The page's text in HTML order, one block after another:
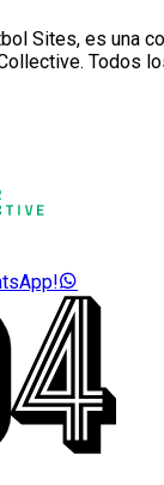
Sites, es una
Todos